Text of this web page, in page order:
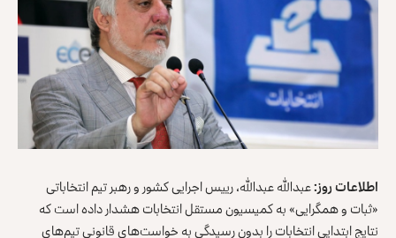
اطلاعات روز:عبدالله عبدالله، رییس اجرایی کشور و رهبر تیم انتخاباتی
«ثبات و همگرایی» به کمیسیون مستقل انتخابات هشدار داده است که
نتایج ابتدایی انتخابات را بدون رسیدگی به خواست‌های قانونی تیم‌های